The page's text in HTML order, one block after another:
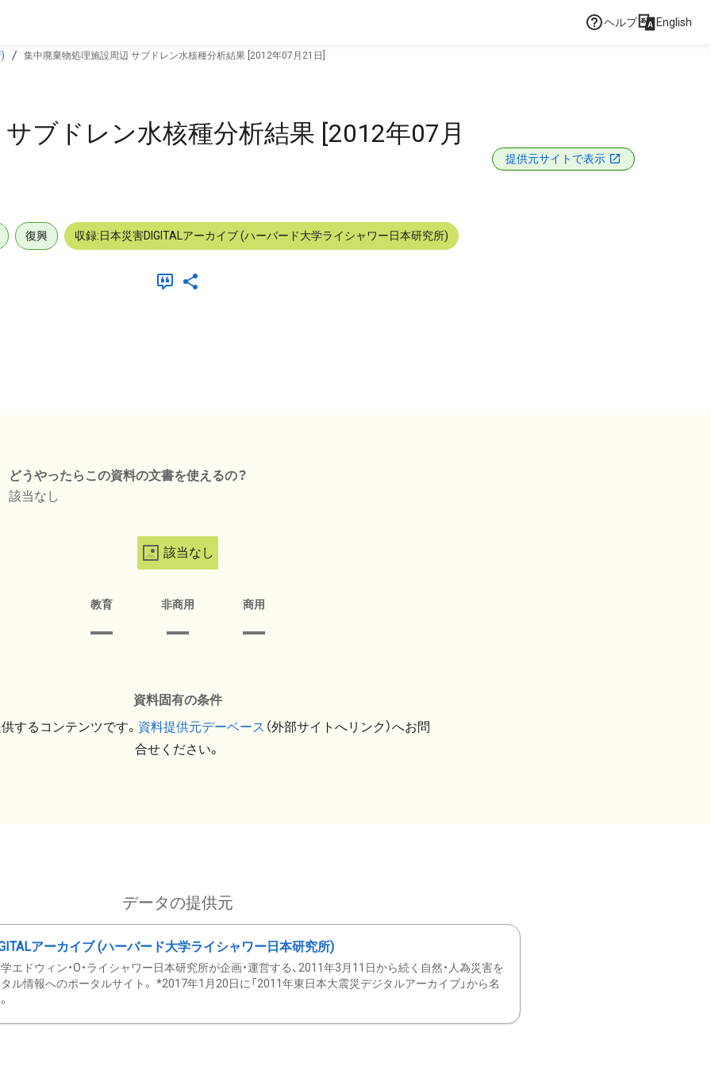
ヘルプ English
集中廃棄物処理施設周辺 サブドレン水核種分析結果 [2012年07月21日]
ブドレン水核種分析結果 [2012年07月
提供元サイトで表示
復興 収録:日本災害DIGITALアーカイブ (ハーバード大学ライシャワー日本研究所)
どうやったらこの資料の文書を使えるの？
該当なし
該当なし
教育 非商用 商用
資料固有の条件
するコンテンツです。 資料提供元デーベース （外部サイトへリンク）へお問
合せください。
データの提供元
アーカイブ (ハーバード大学ライシャワー日本研究所)
エドウィン・O・ライシャワー日本研究所が企画・運営する、2011年3月11日から続く自然・人為災害を
ル情報へのポータルサイト。 *2017年1月20日に「2011年東日本大震災デジタルアーカイブ」から名